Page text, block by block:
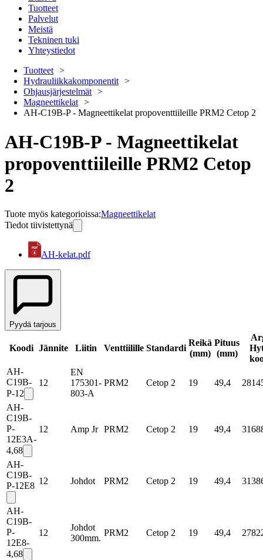
Tuotteet
Palvelut
Meistä
Tekninen tuki
Yhteystiedot
Tuotteet
Hydrauliikkakomponentit
Ohjausjärjestelmät
Magneettikelat
AH-C19B-P - Magneettikelat propoventtiileille PRM2 Cetop 2
AH-C19B-P - Magneettikelat
propoventtiileille PRM2 Cetop
2
Tuote myös kategorioissa:Magneettikelat
Tiedot tiivistettynä
AH-kelat.pdf
Pyydä tarjous
Koodi Jännite Liitin Venttiilille Standardi
Reikä
(mm)
Pituus
(mm)
AH-
C19B-
P-12
12
EN
175301-
803-A
PRM2 Cetop 2 19 49,4
AH-
C19B-
P-
12E3A-
4,68
12 Amp Jr PRM2 Cetop 2 19 49,4
AH-
C19B-
P-12E8 12 Johdot PRM2 Cetop 2 19 49,4
AH-
C19B-
P-
12E8-
4,68
12
Johdot
300mm.
PRM2 Cetop 2 19 49,4